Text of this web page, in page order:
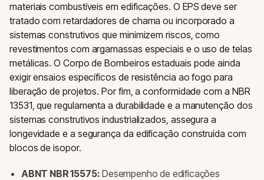
materiais combustíveis em edificações. O EPS deve ser
tratado com retardadores de chama ou incorporado a
sistemas construtivos que minimizem riscos, como
revestimentos com argamassas especiais e o uso de telas
metálicas. O Corpo de Bombeiros estaduais pode ainda
exigir ensaios específicos de resistência ao fogo para
liberação de projetos. Por fim, a conformidade com a NBR
13531, que regulamenta a durabilidade e a manutenção dos
sistemas construtivos industrializados, assegura a
longevidade e a segurança da edificação construída com
blocos de isopor.
ABNT NBR 15575: Desempenho de edificações